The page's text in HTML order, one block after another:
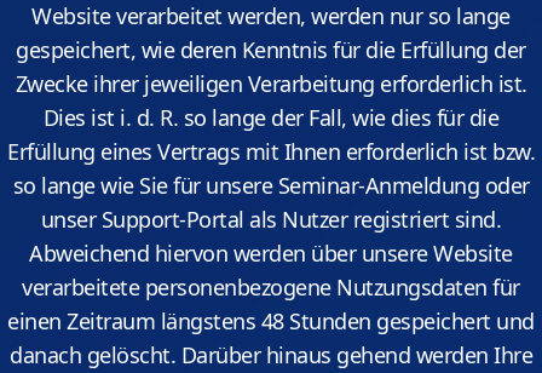
Website verarbeitet werden, werden nur so lange
gespeichert, wie deren Kenntnis für die Erfüllung der
Zwecke ihrer jeweiligen Verarbeitung erforderlich ist.
Dies ist i. d. R. so lange der Fall, wie dies für die
Erfüllung eines Vertrags mit Ihnen erforderlich ist bzw.
so lange wie Sie für unsere Seminar-Anmeldung oder
unser Support-Portal als Nutzer registriert sind.
Abweichend hiervon werden über unsere Website
verarbeitete personenbezogene Nutzungsdaten für
einen Zeitraum längstens 48 Stunden gespeichert und
danach gelöscht. Darüber hinaus gehend werden Ihre